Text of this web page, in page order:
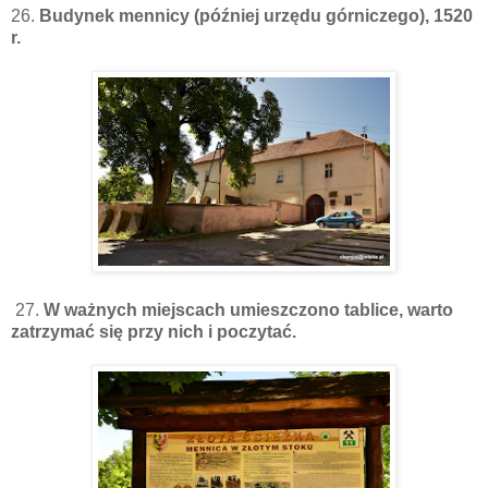
26. Budynek mennicy (później urzędu górniczego), 1520
r.
27. W ważnych miejscach umieszczono tablice, warto
zatrzymać się przy nich i poczytać.